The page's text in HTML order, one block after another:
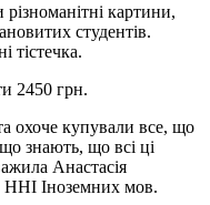
картини,
студентів.
тістечка.
2450 грн.
охоче купували все, що
знають, що всі ці
Анастасія
ННІ Іноземних мов.